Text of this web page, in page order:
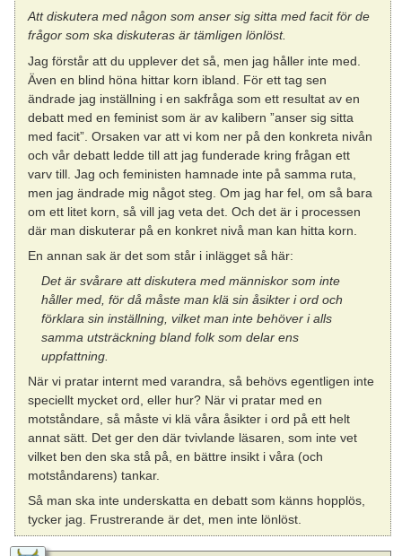
Att diskutera med någon som anser sig sitta med facit för de
frågor som ska diskuteras är tämligen lönlöst.
Jag förstår att du upplever det så, men jag håller inte med.
Även en blind höna hittar korn ibland. För ett tag sen
ändrade jag inställning i en sakfråga som ett resultat av en
debatt med en feminist som är av kalibern ”anser sig sitta
med facit”. Orsaken var att vi kom ner på den konkreta nivån
och vår debatt ledde till att jag funderade kring frågan ett
varv till. Jag och feministen hamnade inte på samma ruta,
men jag ändrade mig något steg. Om jag har fel, om så bara
om ett litet korn, så vill jag veta det. Och det är i processen
där man diskuterar på en konkret nivå man kan hitta korn.
En annan sak är det som står i inlägget så här:
Det är svårare att diskutera med människor som inte
håller med, för då måste man klä sin åsikter i ord och
förklara sin inställning, vilket man inte behöver i alls
samma utsträckning bland folk som delar ens
uppfattning.
När vi pratar internt med varandra, så behövs egentligen inte
speciellt mycket ord, eller hur? När vi pratar med en
motståndare, så måste vi klä våra åsikter i ord på ett helt
annat sätt. Det ger den där tvivlande läsaren, som inte vet
vilket ben den ska stå på, en bättre insikt i våra (och
motståndarens) tankar.
Så man ska inte underskatta en debatt som känns hopplös,
tycker jag. Frustrerande är det, men inte lönlöst.